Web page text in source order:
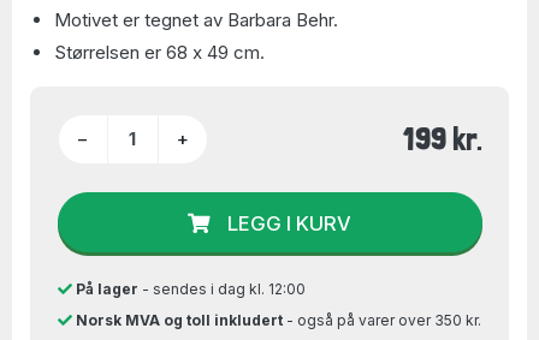
Motivet er tegnet av Barbara Behr.
Størrelsen er 68 x 49 cm.
− + 199 kr.
LEGG I KURV
På lager - sendes i dag kl. 12:00
Norsk MVA og toll inkludert- også på varer over 350 kr.